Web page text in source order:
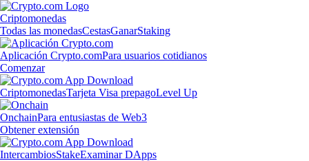
Criptomonedas
Todas las monedasCestasGanarStaking
Aplicación Crypto.comPara usuarios cotidianos
Comenzar
CriptomonedasTarjeta Visa prepagoLevel Up
OnchainPara entusiastas de Web3
Obtener extensión
IntercambiosStakeExaminar DApps